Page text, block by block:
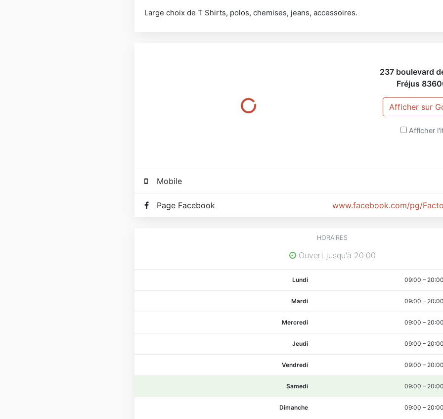
Large choix de T Shirts, polos, chemises, jeans, accessoires.
237 boulevard
Fréjus
Afficher sur
Afficher
Mobile
www.facebook.com/pg/
Page Facebook
HORAIRES
Ouvert jusqu'à 20:00
Lundi 09:00 – 20:00
Mardi 09:00 – 20:00
Mercredi 09:00 – 20:00
Jeudi 09:00 – 20:00
Vendredi 09:00 – 20:00
Samedi 09:00 – 20:00
Dimanche 09:00 – 20:00